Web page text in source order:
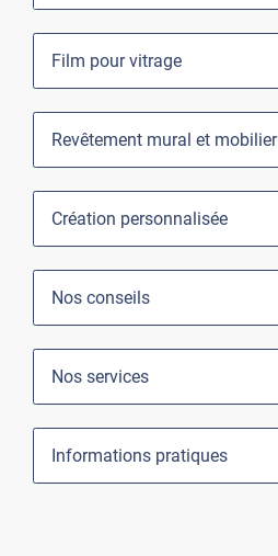
Film pour vitrage
Revêtement mural et mobilier
Création personnalisée
Nos conseils
Nos services
Informations pratiques